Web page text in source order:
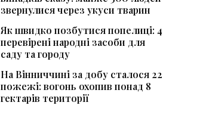
звернулися через укуси тварин
Як швидко позбутися попелиці: 4
перевірені народні засоби для
саду та городу
На Вінниччині за добу сталося 22
пожежі: вогонь охопив понад 8
гектарів території